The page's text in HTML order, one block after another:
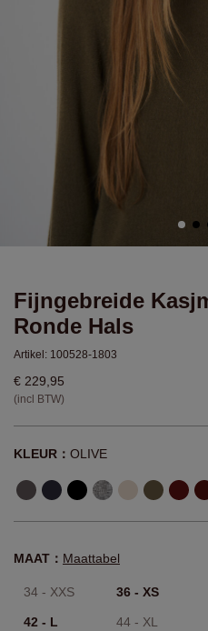
Fijngebreide
Ronde Hals
Artikel: 100528-1803
€ 229,95
(incl BTW)
KLEUR： OLIVE
MAAT： Maattabel
34 - XXS 36 - XS
42 - L 44 - XL